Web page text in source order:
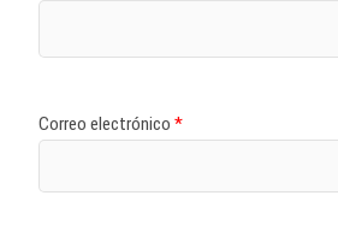
Correo electrónico *